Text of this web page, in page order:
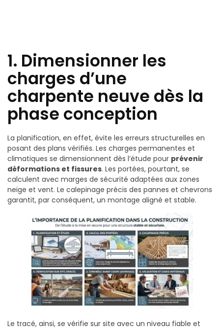
1. Dimensionner les
charges d’une
charpente neuve dès la
phase conception
La planification, en effet, évite les erreurs structurelles en
posant des plans vérifiés. Les charges permanentes et
climatiques se dimensionnent dès l’étude pour prévenir
déformations et fissures. Les portées, pourtant, se
calculent avec marges de sécurité adaptées aux zones
neige et vent. Le calepinage précis des pannes et chevrons
garantit, par conséquent, un montage aligné et stable.
Le tracé, ainsi, se vérifie sur site avec un niveau fiable et